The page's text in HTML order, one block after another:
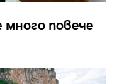
много повече